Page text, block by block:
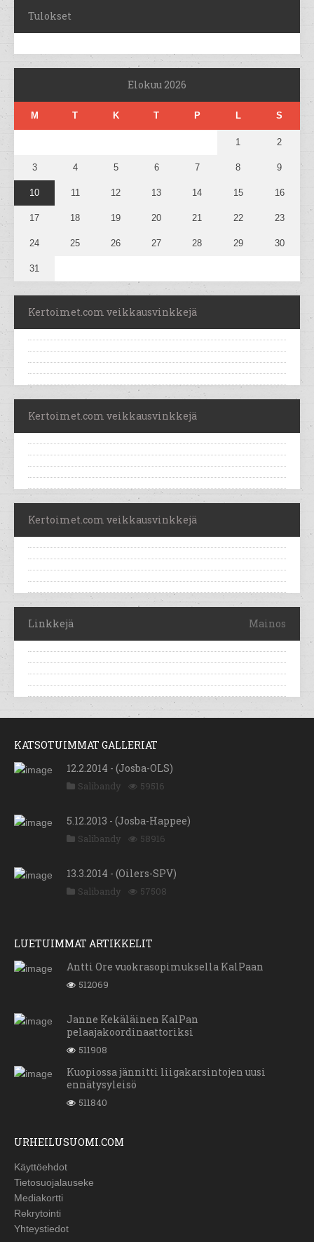
Tulokset
Elokuu 2026
M T K T P L S
1 2
3 4 5 6 7 8 9
10 11 12 13 14 15 16
17 18 19 20 21 22 23
24 25 26 27 28 29 30
31
Kertoimet.com veikkausvinkkejä
Kertoimet.com veikkausvinkkejä
Kertoimet.com veikkausvinkkejä
Linkkejä Mainos
KATSOTUIMMAT GALLERIAT
12.2.2014 - (Josba-OLS)
Salibandy 59516
5.12.2013 - (Josba-Happee)
Salibandy 58916
13.3.2014 - (Oilers-SPV)
Salibandy 57508
LUETUIMMAT ARTIKKELIT
Antti Ore vuokrasopimuksella KalPaan
512069
Janne Kekäläinen KalPan
pelaajakoordinaattoriksi
511908
Kuopiossa jännitti liigakarsintojen uusi
ennätysyleisö
511840
URHEILUSUOMI.COM
Käyttöehdot
Tietosuojalauseke
Mediakortti
Rekrytointi
Yhteystiedot